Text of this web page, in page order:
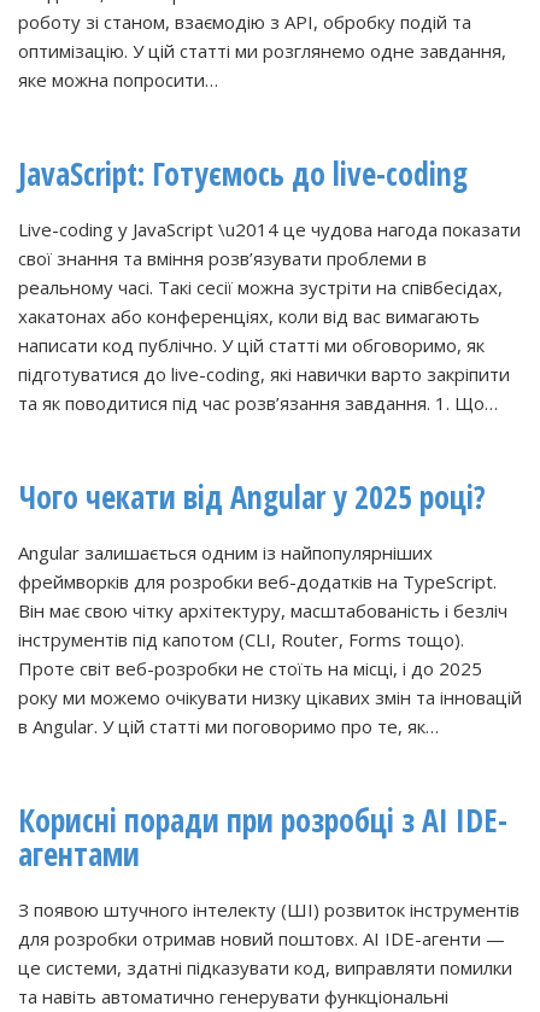
роботу зі станом, взаємодію з API, обробку подій та
оптимізацію. У цій статті ми розглянемо одне завдання,
яке можна попросити…
JavaScript: Готуємось до live-coding
Live-coding у JavaScript \u2014 це чудова нагода показати
свої знання та вміння розв’язувати проблеми в
реальному часі. Такі сесії можна зустріти на співбесідах,
хакатонах або конференціях, коли від вас вимагають
написати код публічно. У цій статті ми обговоримо, як
підготуватися до live-coding, які навички варто закріпити
та як поводитися під час розв’язання завдання. 1. Що…
Чого чекати від Angular у 2025 році?
Angular залишається одним із найпопулярніших
фреймворків для розробки веб-додатків на TypeScript.
Він має свою чітку архітектуру, масштабованість і безліч
інструментів під капотом (CLI, Router, Forms тощо).
Проте світ веб-розробки не стоїть на місці, і до 2025
року ми можемо очікувати низку цікавих змін та інновацій
в Angular. У цій статті ми поговоримо про те, як…
Корисні поради при розробці з AI IDE-
агентами
З появою штучного інтелекту (ШІ) розвиток інструментів
для розробки отримав новий поштовх. AI IDE-агенти —
це системи, здатні підказувати код, виправляти помилки
та навіть автоматично генерувати функціональні